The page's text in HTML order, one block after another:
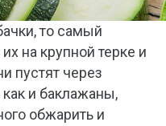
то самый
на крупной терке и
пустят через
и баклажаны,
обжарить и